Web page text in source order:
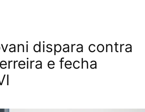
dispara contra
e fecha